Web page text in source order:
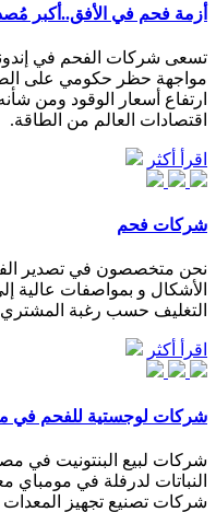
أزمة فحم في الأفق..أكبر
تسعى شركات الفحم في
مواجهة حظر حكومي على
ارتفاع أسعار الوقود ومن
اقتصادات العالم من الطاقة.
اقرأ أكثر
شركات فحم
نحن متخصصون في تصدير
الأشكال و بمواصفات عالية
التغليف حسب رغبة
اقرأ أكثر
شركات لوجستية للفحم في
شركات لبيع البنتونيت في
النباتات لدرفلة في
شركات تصنيع تجهيز